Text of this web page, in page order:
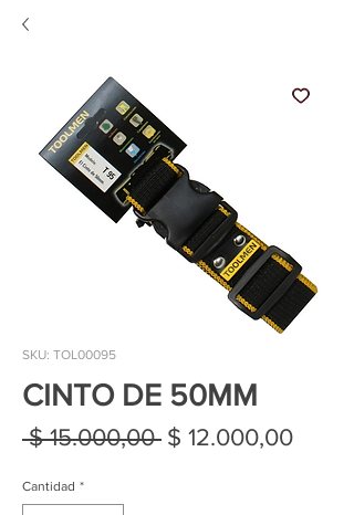
SKU: TOL00095
CINTO DE 50MM
$ 15.000,00 Precio
$ 12.000,00Precio
Cantidad *